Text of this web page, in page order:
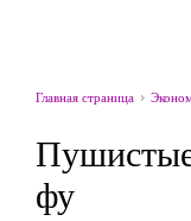
Главная страница
фу